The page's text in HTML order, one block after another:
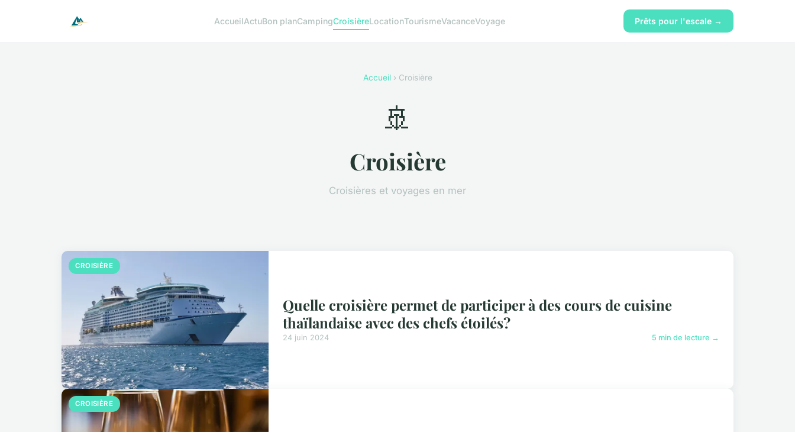
AccueilActuBon planCampingCroisièreLocationTourismeVacanceVoyage Prêts pour l'escale →
Accueil› Croisière
🚢
Croisière
Croisières et voyages en mer
CROISIÈRE
Quelle croisière permet de participer à des cours de cuisine
thaïlandaise avec des chefs étoilés?
24 juin 2024 5 min de lecture →
CROISIÈRE